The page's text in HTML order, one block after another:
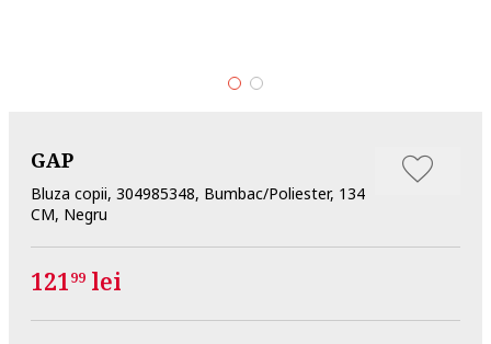
GAP
Bluza copii, 304985348, Bumbac/Poliester, 134
CM, Negru
12199 lei